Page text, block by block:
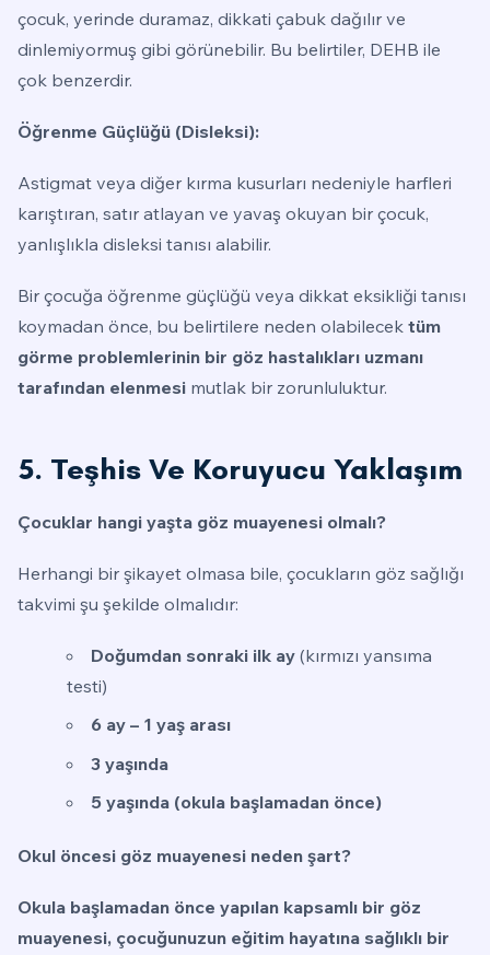
çocuk, yerinde duramaz, dikkati çabuk dağılır ve
dinlemiyormuş gibi görünebilir. Bu belirtiler, DEHB ile
çok benzerdir.
Öğrenme Güçlüğü (Disleksi):
Astigmat veya diğer kırma kusurları nedeniyle harfleri
karıştıran, satır atlayan ve yavaş okuyan bir çocuk,
yanlışlıkla disleksi tanısı alabilir.
Bir çocuğa öğrenme güçlüğü veya dikkat eksikliği tanısı
koymadan önce, bu belirtilere neden olabilecek tüm
görme problemlerinin bir göz hastalıkları uzmanı
tarafından elenmesi mutlak bir zorunluluktur.
5. Teşhis Ve Koruyucu Yaklaşım
Çocuklar hangi yaşta göz muayenesi olmalı?
Herhangi bir şikayet olmasa bile, çocukların göz sağlığı
takvimi şu şekilde olmalıdır:
Doğumdan sonraki ilk ay(kırmızı yansıma
testi)
6 ay – 1 yaş arası
3 yaşında
5 yaşında (okula başlamadan önce)
Okul öncesi göz muayenesi neden şart?
Okula başlamadan önce yapılan kapsamlı bir göz
muayenesi, çocuğunuzun eğitim hayatına sağlıklı bir